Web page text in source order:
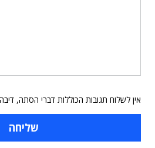
אין לשלוח תגובות הכוללות דברי הסתה,